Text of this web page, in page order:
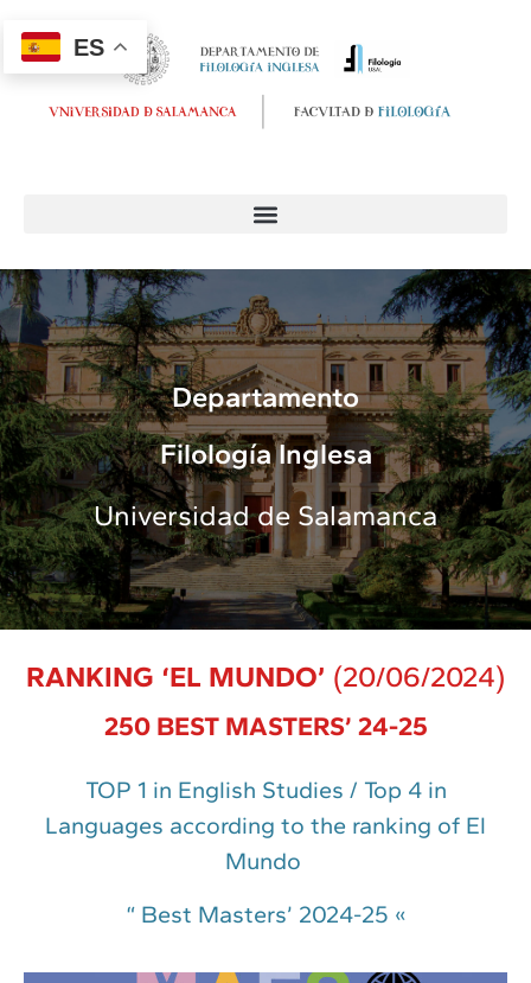
ES
Departamento
Filología Inglesa
Universidad de Salamanca
RANKING ‘EL MUNDO’ (20/06/2024)
250 BEST MASTERS’ 24-25
TOP 1 in English Studies / Top 4 in
Languages according to the ranking of El
Mundo
“ Best Masters’ 2024-25 «